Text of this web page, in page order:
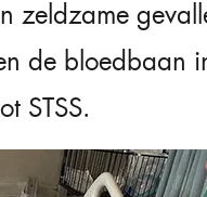
zeldzame
de bloedbaan
STSS.